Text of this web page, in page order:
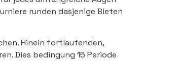
runden dasjenige Bieten
Hinein fortlaufenden,
Dies bedingung 15 Periode